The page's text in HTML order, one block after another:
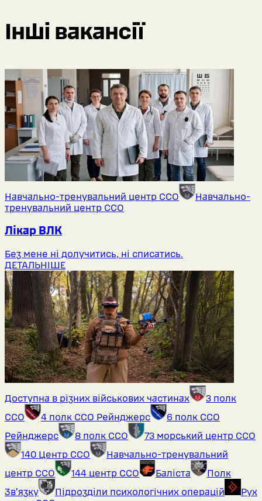
Інші вакансії
Навчально-тренувальний центр ССО
Навчально-
тренувальний центр ССО
Лікар ВЛК
Без мене ні долучитись, ні списатись.
ДЕТАЛЬНІШЕ
Доступна в різних військових частинах
3 полк
ССО
4 полк ССО Рейнджерс
6 полк ССО
Рейнджерс
8 полк ССО
73 морський центр ССО
140 Центр ССО
Навчально-тренувальний
центр ССО
144 центр ССО Баліста
Полк
Звʼязку
Підрозділи психологічних операцій
Рух